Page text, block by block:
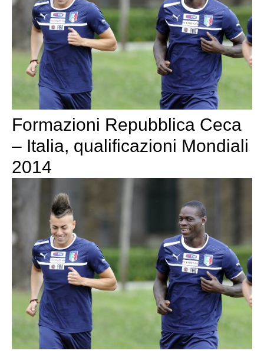
Formazioni Repubblica Ceca
– Italia, qualificazioni Mondiali
2014